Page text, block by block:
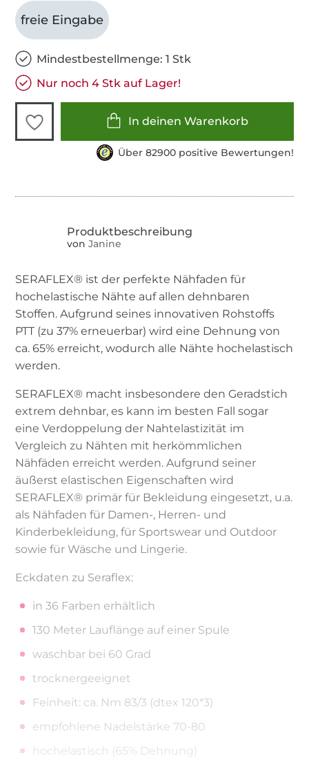
freie Eingabe
Mindestbestellmenge: 1 Stk
Nur noch 4 Stk auf Lager!
In deinen Warenkorb
Über 82900 positive Bewertungen!
von Janine
SERAFLEX® ist der perfekte Nähfaden für
hochelastische Nähte auf allen dehnbaren
Stoffen. Aufgrund seines innovativen Rohstoffs
PTT (zu 37% erneuerbar) wird eine Dehnung von
ca. 65% erreicht, wodurch alle Nähte hochelastisch
werden.
SERAFLEX® macht insbesondere den Geradstich
extrem dehnbar, es kann im besten Fall sogar
eine Verdoppelung der Nahtelastizität im
Vergleich zu Nähten mit herkömmlichen
Nähfäden erreicht werden. Aufgrund seiner
äußerst elastischen Eigenschaften wird
SERAFLEX® primär für Bekleidung eingesetzt, u.a.
als Nähfaden für Damen-, Herren- und
Kinderbekleidung, für Sportswear und Outdoor
sowie für Wäsche und Lingerie.
Eckdaten zu Seraflex:
in 36 Farben erhältlich
130 Meter Lauflänge auf einer Spule
waschbar bei 60 Grad
trocknergeeignet
Feinheit: ca. Nm 83/3 (dtex 120*3)
empfohlene Nadelstärke 70-80
hochelastisch (65% Dehnung)